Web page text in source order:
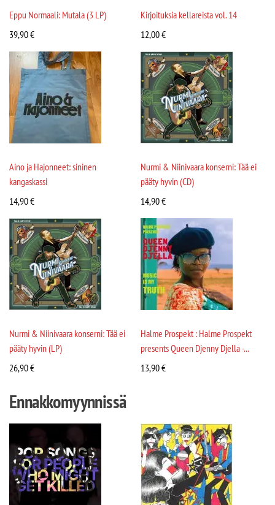
Eppu Normaali: Mutala (3 LP)
39,90€
Kirjoituksia kellareista vol. 14
12,00€
Aino ja Hajonneet: sininen
kangaskassi
14,90€
Nurmi & Niinivaara konserni: Tää ei
pääty hyvin (CD)
14,90€
Nurmi & Niinivaara konserni: Tää ei
pääty hyvin (LP)
26,90€
Halme Prospekt : Halme Prospekt
presents Queen Djenny Djella -...
13,90€
Ennakkomyynnissä